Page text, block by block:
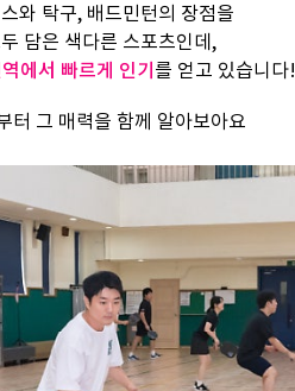
와 탁구, 배드민턴의 장점을
담은 색다른 스포츠인데,
에서 빠르게 인기 를 얻고 있습니다!
터 그 매력을 함께 알아보아요